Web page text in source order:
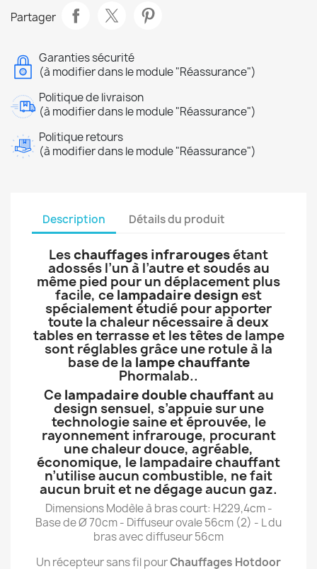
Partager
Garanties sécurité
(à modifier dans le module "Réassurance")
Politique de livraison
(à modifier dans le module "Réassurance")
Politique retours
(à modifier dans le module "Réassurance")
Description Détails du produit
Leschauffages infrarougesétant
adossés l’un à l’autre et soudés au
même pied pour un déplacement plus
facile, ce lampadaire design est
spécialement étudié pour apporter
toute la chaleur nécessaire à deux
tables en terrasse et les têtes de lampe
sont réglables grâce une rotule à la
base de la lampe chauffante
Phormalab..
Ce lampadaire double chauffantau
design sensuel, s’appuie sur une
technologie saine et éprouvée, le
rayonnement infrarouge, procurant
une chaleur douce, agréable,
économique, le lampadaire chauffant
n’utilise aucun combustible, ne fait
aucun bruit et ne dégage aucun gaz.
Dimensions Modèle à bras court: H229,4cm -
Base de Ø 70cm - Diffuseur ovale 56cm (2) - L du
bras avec diffuseur 56cm
Un récepteur sans fil pourChauffages Hotdoor